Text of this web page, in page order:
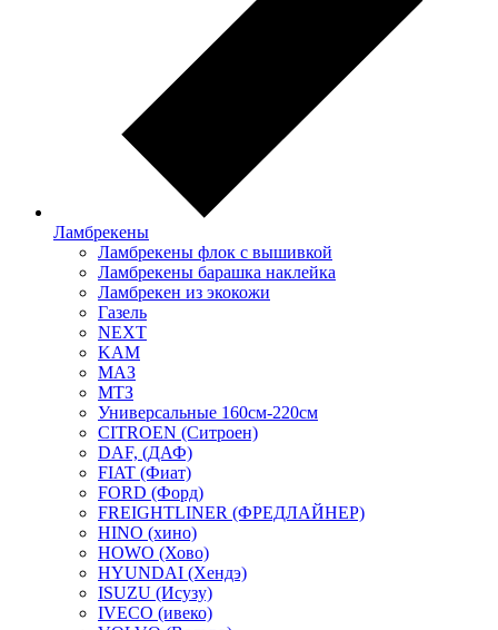
Ламбрекены
Ламбрекены флок с вышивкой
Ламбрекены барашка наклейка
Ламбрекен из экокожи
Газель
NEXT
KAM
МАЗ
МТЗ
Универсальные 160см-220см
CITROEN (Ситроен)
DAF, (ДАФ)
FIAT (Фиат)
FORD (Форд)
FREIGHTLINER (ФРЕДЛАЙНЕР)
HINO (хино)
HOWO (Хово)
HYUNDAI (Хендэ)
ISUZU (Исузу)
IVECO (ивеко)